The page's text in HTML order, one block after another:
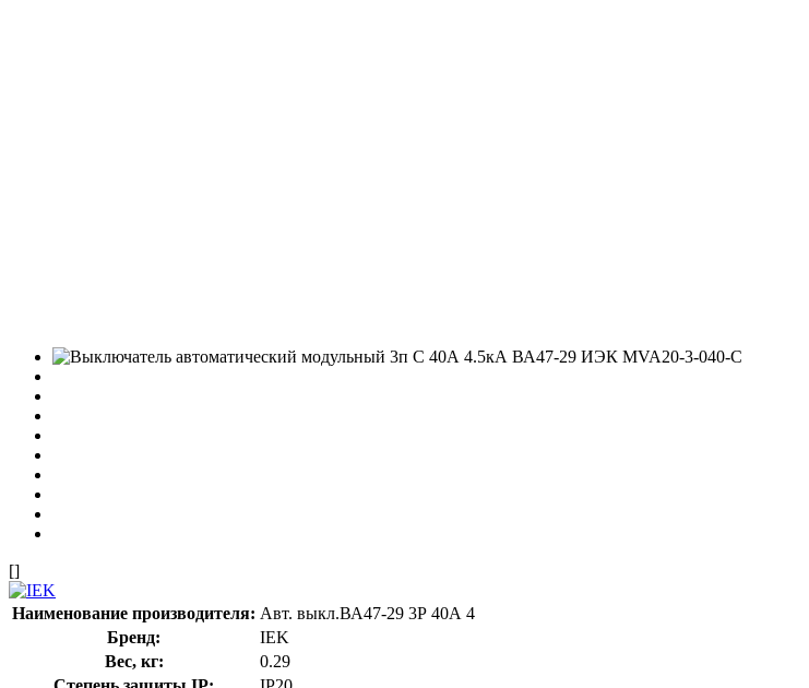
[]
Наименование производителя: Авт. выкл.ВА47-29 3Р 40А 4
Бренд:
IEK
Вес, кг:
0.29